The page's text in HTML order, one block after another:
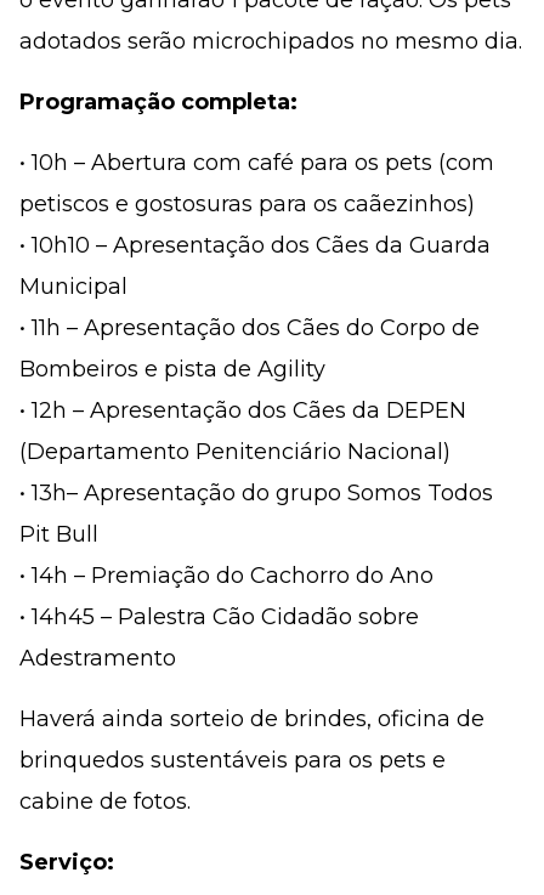
adotados serão microchipados no mesmo dia.
Programação completa:
• 10h – Abertura com café para os pets (com
petiscos e gostosuras para os caãezinhos)
• 10h10 – Apresentação dos Cães da Guarda
Municipal
• 11h – Apresentação dos Cães do Corpo de
Bombeiros e pista de Agility
• 12h – Apresentação dos Cães da DEPEN
(Departamento Penitenciário Nacional)
• 13h– Apresentação do grupo Somos Todos
Pit Bull
• 14h – Premiação do Cachorro do Ano
• 14h45 – Palestra Cão Cidadão sobre
Adestramento
Haverá ainda sorteio de brindes, oficina de
brinquedos sustentáveis para os pets e
cabine de fotos.
Serviço: